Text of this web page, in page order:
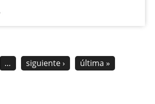
… siguiente › última »